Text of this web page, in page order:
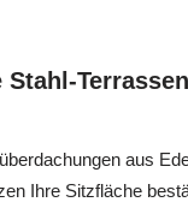
Stahl-
aus
Ihre Sitzfläche